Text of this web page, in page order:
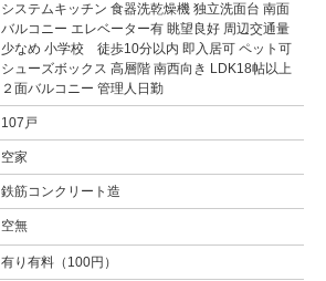
システムキッチン 食器洗乾燥機 独立洗面台 南面
バルコニー エレベーター有 眺望良好 周辺交通量
少なめ 小学校 徒歩10分以内 即入居可 ペット可
シューズボックス 高層階 南西向き LDK18帖以上
２面バルコニー 管理人日勤
107戸
空家
鉄筋コンクリート造
空無
有り有料（100円）